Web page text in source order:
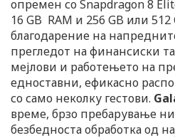
опремен со Snapdragon 8
16 GB RAM и 256 GB или
благодарение на
прегледот на финансиски
мејлови и работењето на
едноставни, ефикасно
со само неколку гестови.
време, брзо пребарување
безбедноста обработка од